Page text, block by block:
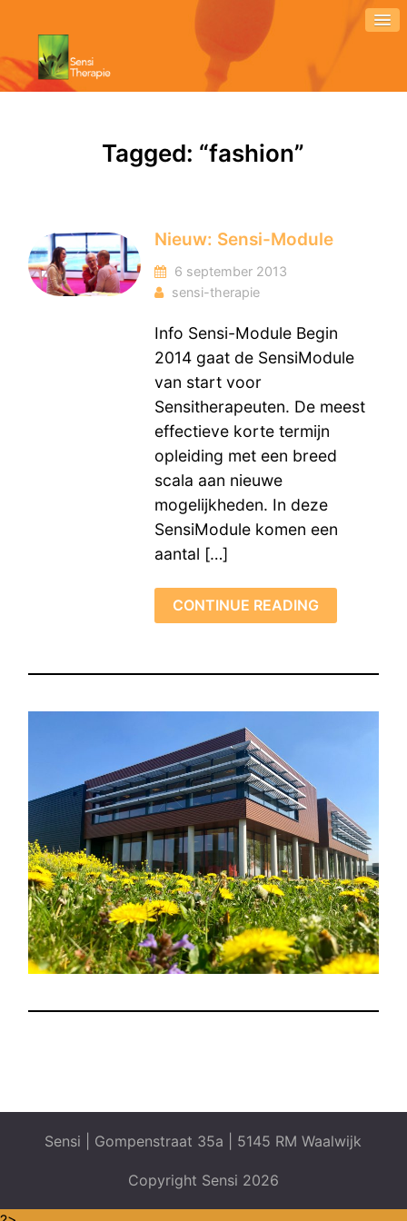
Tagged: “fashion”
Nieuw: Sensi-Module
6 september 2013
sensi-therapie
Info Sensi-Module Begin
2014 gaat de SensiModule
van start voor
Sensitherapeuten. De meest
effectieve korte termijn
opleiding met een breed
scala aan nieuwe
mogelijkheden. In deze
SensiModule komen een
aantal […]
CONTINUE READING
Sensi | Gompenstraat 35a | 5145 RM Waalwijk
Copyright Sensi 2026